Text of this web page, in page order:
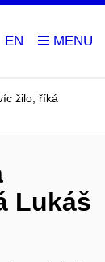
EN
žilo, říká
Lukáš